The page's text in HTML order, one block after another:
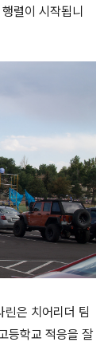
렬이 시작됩니
린은 치어리더 팀
등학교 적응을 잘